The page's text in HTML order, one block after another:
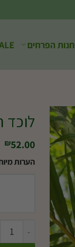
חנות הפרחים
לוכד
₪52.00
הערות
כמות של